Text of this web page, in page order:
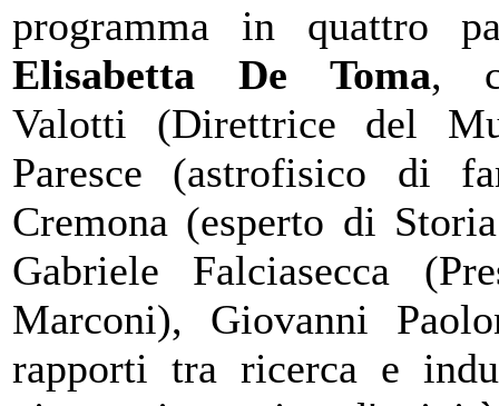
programma in quattro
Elisabetta De Toma,
Valotti (Direttrice del
Paresce (astrofisico di
Cremona (esperto di
Gabriele Falciasecca
Marconi), Giovanni
rapporti tra ricerca e